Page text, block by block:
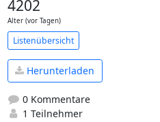
4202
Alter (vor Tagen)
Listenübersicht
Herunterladen
0 Kommentare
1 Teilnehmer